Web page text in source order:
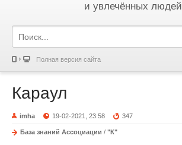
и увлечённых людей
Полная версия сайта
Караул
imha 19-02-2021, 23:58 347
База знаний Ассоциации / "К"